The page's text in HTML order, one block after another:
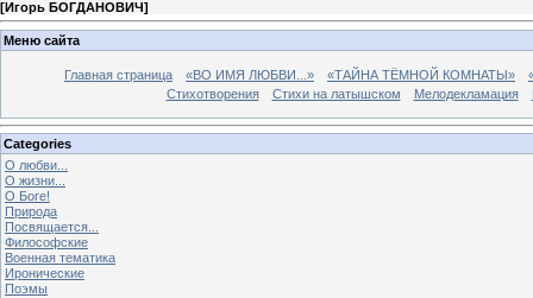
[Игорь БОГДАНОВИЧ]
Меню сайта
Главная страница «ВО ИМЯ ЛЮБВИ...» «ТАЙНА ТЁМНОЙ КОМНАТЫ»
Стихотворения
Стихи на латышском Мелодекламация
Categories
О любви...
О жизни...
О Боге!
Природа
Посвящается...
Философские
Военная тематика
Иронические
Поэмы